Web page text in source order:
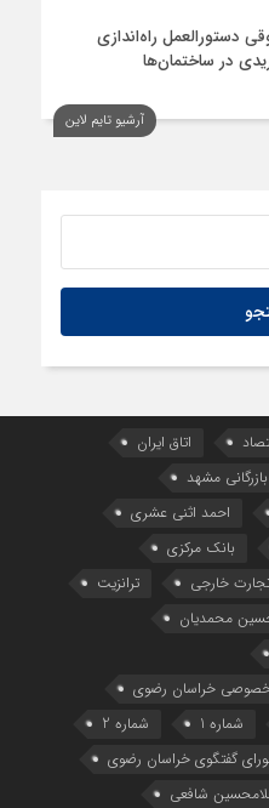
دستورالعمل راه‌اندازی
در ساختمان‌ها
ثبت‌سفارش
آرشیو تایم لاین
اتاق ایران
مشهد
احمد اثنی عشری
بانک مرکزی
خارجی
ترانزیت
محمدیان
خصوصی خراسان رضوی
شماره 1
شماره 2
گفتگوی خراسان رضوی
شافعی